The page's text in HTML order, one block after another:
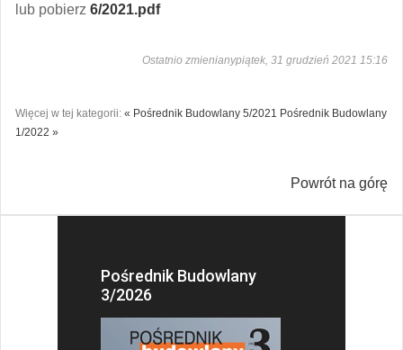
lub pobierz 6/2021.pdf
Ostatnio zmienianypiątek, 31 grudzień 2021 15:16
Więcej w tej kategorii: « Pośrednik Budowlany 5/2021 Pośrednik Budowlany
1/2022 »
Powrót na górę
Pośrednik Budowlany
3/2026